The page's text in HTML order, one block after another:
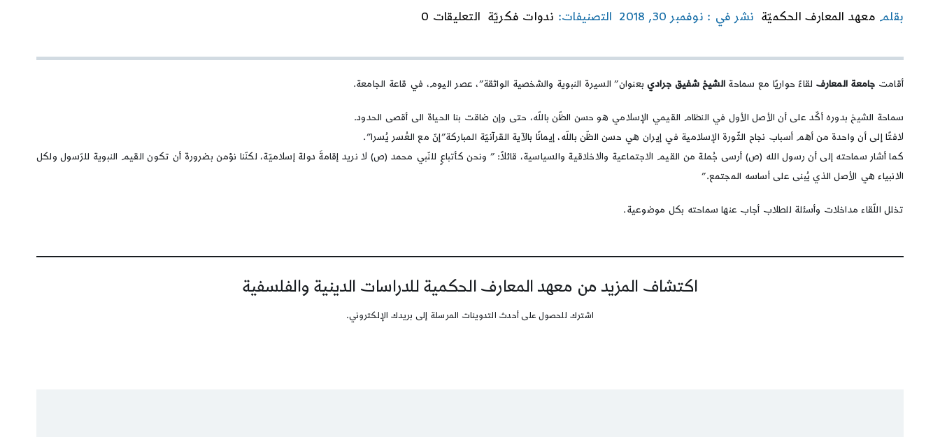
بقلم معهد المعارف الحكميّة نشر في : نوفمبر 30, 2018 التصنيفات: ندوات فكريّة التعليقات 0
on
والشخصية
أقامت جامعة المعارف لقاءً حواريًا مع سماحة الشيخ شفيق جراديبعنوان” السيرة النبوية والشخصية الواثقة”، عصر اليوم، في قاعة الجامعة.
سماحة الشيخ بدوره أكّد على أن الأصل الأول في النظام القيمي الإسلامي هو حسن الظّن باللّه، حتى وإن ضاقت بنا الحياة الى أقصى الحدود.
لافتًا إلى أن واحدة من أهم أسباب نجاح الثّورة الإسلامية في إيران هي حسن الظّن باللّه، إيمانًا بالآية القرآنيّة المباركة”إنّ مع العُسر يُسرا”.
كما أشار سماحته إلى أن رسول الله (ص) أرسى جُملة من القيم الاجتماعية والاخلاقية والسياسية، قائلاً: ” ونحن كأتباعٍ للنّبي محمد (ص) لا نريد إقامةَ دولة إسلاميّة، لكنّنا نؤمن بضرورة أن تكون القيم النبوية للرّسول ولكل
الانبياء هي الأصل الذي يُبنى على أساسه المجتمع.”
تخلل اللّقاء مداخلات وأسئلة للطلاب أجاب عنها سماحته بكل موضوعية.
اكتشاف المزيد من معهد المعارف الحكمية للدراسات الدينية والفلسفية
اشترك للحصول على أحدث التدوينات المرسلة إلى بريدك الإلكتروني.